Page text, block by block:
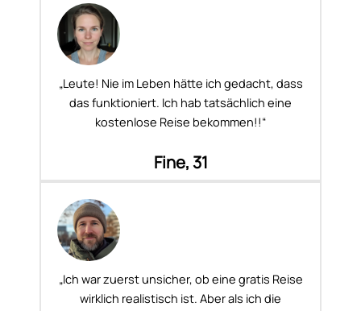
„Leute! Nie im Leben hätte ich gedacht, dass
das funktioniert. Ich hab tatsächlich eine
kostenlose Reise bekommen!!“
Fine, 31
„Ich war zuerst unsicher, ob eine gratis Reise
wirklich realistisch ist. Aber als ich die